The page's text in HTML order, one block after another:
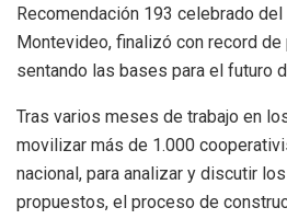
Recomendación 193 celebrado
Montevideo, finalizó con record de
sentando las bases para el futuro
Tras varios meses de trabajo en
movilizar más de 1.000
nacional, para analizar y discutir
propuestos, el proceso de